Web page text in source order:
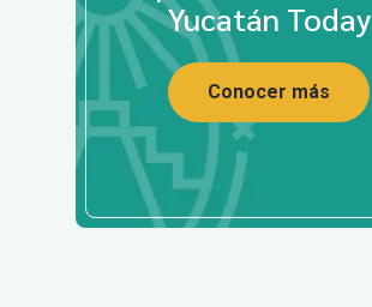
Yucatán Today
Conocer más